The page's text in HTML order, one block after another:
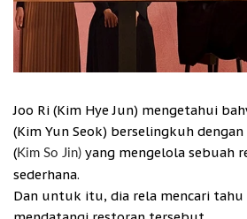
Joo Ri (Kim Hye Jun) mengetahui
(Kim Yun Seok) berselingkuh
(Kim So Jin) yang mengelola sebuah
sederhana.
Dan untuk itu, dia rela mencari tahu